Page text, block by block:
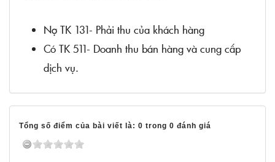
Nợ TK 131- Phải thu của khách hàng
Có TK 511- Doanh thu bán hàng và cung cấp
dịch vụ.
Tổng số điểm của bài viết là: 0 trong 0 đánh giá